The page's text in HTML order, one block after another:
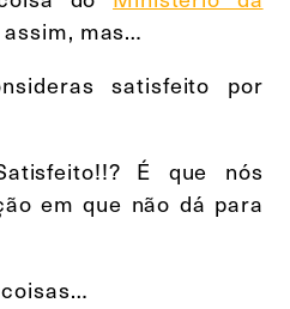
mas…
satisfeito por
É que nós
em que não dá para